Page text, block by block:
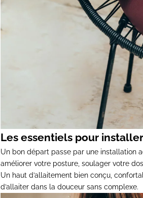
Les essentiels pour
Un bon départ passe par une installation
améliorer votre posture, soulager votre
Un haut d’allaitement bien conçu,
d’allaiter dans la douceur sans complexe.